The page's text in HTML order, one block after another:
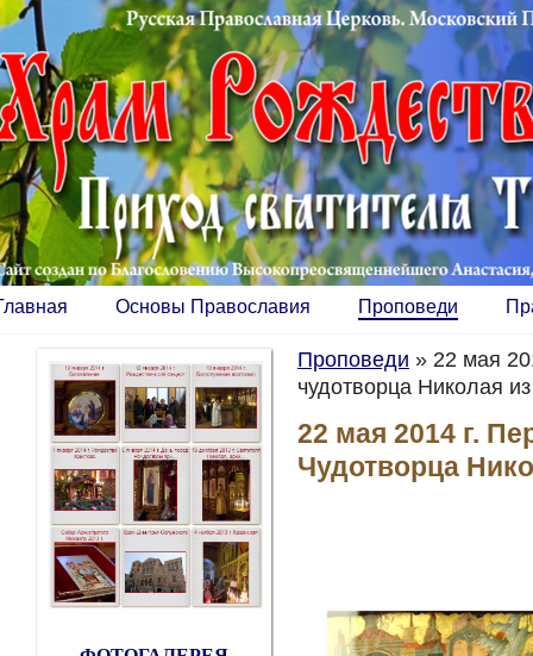
Основы Православия Проповеди
Проповеди » 22 мая
чудотворца Николая
22 мая 2014 г.
Чудотворца